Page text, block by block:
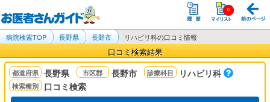
病院検索TOP 長野県 長野市 リハビリ科の口コミ情報
口コミ検索結果
長野県 長野市
リハビリ科
口コミ検索